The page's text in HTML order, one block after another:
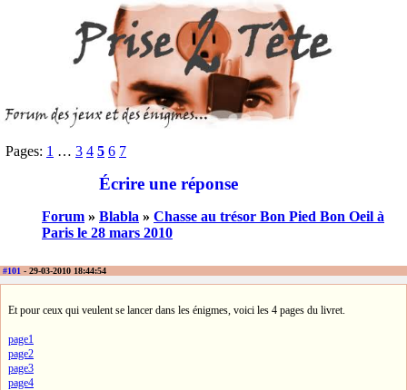
Pages: 1 … 3 4 5 6 7
Écrire une réponse
Forum » Blabla » Chasse au trésor Bon Pied Bon Oeil à
Paris le 28 mars 2010
#101 - 29-03-2010 18:44:54
Et pour ceux qui veulent se lancer dans les énigmes, voici les 4 pages du livret.
page1
page2
page3
page4